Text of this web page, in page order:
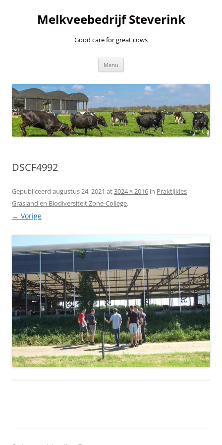
Melkveebedrijf Steverink
Good care for great cows
Menu
DSCF4992
Gepubliceerd augustus 24, 2021 at3024 × 2016 in Praktijkles
Grasland en Biodiversiteit Zone-College.
← Vorige